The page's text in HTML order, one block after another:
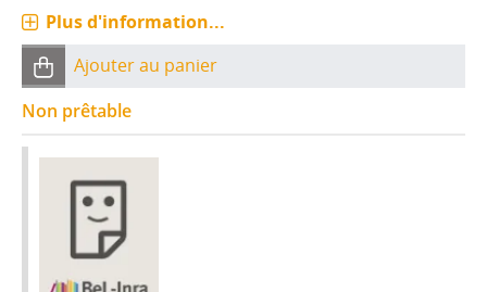
Plus d'information...
Ajouter au panier
Non prêtable